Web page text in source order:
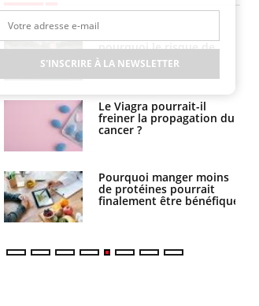
pourquoi le risque de
noyade grimpe-t-il ?
Le Viagra pourrait-il
freiner la propagation du
cancer ?
Pourquoi manger moins
de protéines pourrait
finalement être bénéfique
S'INSCRIRE À LA NEWSLETTER